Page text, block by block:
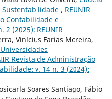
Sustentabilidade , REUNIR
Contabilidade e
2 (2025): REUNIR
Vinícius Farias Moreira,
Universidades
Revista de Administração
v. 14 n. 3 (2024):
Soares Santiago, Fábio